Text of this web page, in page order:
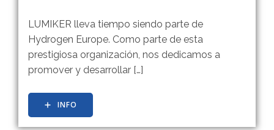
LUMIKER lleva tiempo siendo parte de
Hydrogen Europe. Como parte de esta
prestigiosa organización, nos dedicamos a
promover y desarrollar […]
INFO